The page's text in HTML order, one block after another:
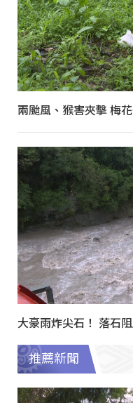
兩颱風、猴害夾擊 梅
大豪雨炸尖石！ 落石
推薦新聞